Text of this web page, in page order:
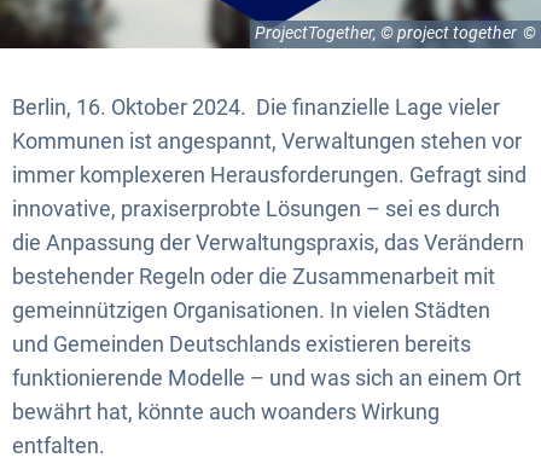
ProjectTogether, © project together
Berlin, 16. Oktober 2024. Die finanzielle Lage vieler
Kommunen ist angespannt, Verwaltungen stehen vor
immer komplexeren Herausforderungen. Gefragt sind
innovative, praxiserprobte Lösungen – sei es durch
die Anpassung der Verwaltungspraxis, das Verändern
bestehender Regeln oder die Zusammenarbeit mit
gemeinnützigen Organisationen. In vielen Städten
und Gemeinden Deutschlands existieren bereits
funktionierende Modelle – und was sich an einem Ort
bewährt hat, könnte auch woanders Wirkung
entfalten.